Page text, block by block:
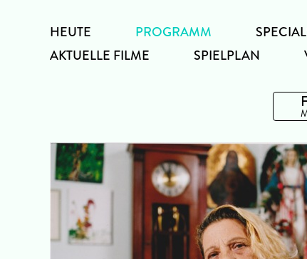
HEUTE
PROGRAMM
AKTUELLE FILME
SPIELPLAN